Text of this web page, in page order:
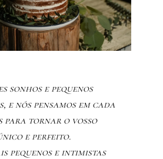
sonhos e pequenos
e nós pensamos em cada
para tornar o vosso
e perfeito.
pequenos e intimistas